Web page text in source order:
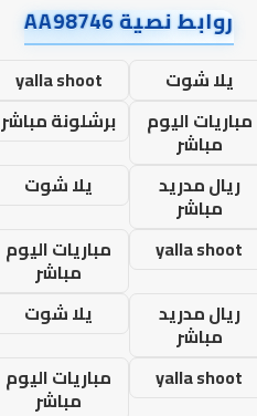
روابط نصية AA98746
يلا شوت
yalla shoot
مباريات اليوم
مباشر
برشلونة مباشر
ريال مدريد
مباشر
يلا شوت
yalla shoot
مباريات اليوم
مباشر
ريال مدريد
مباشر
يلا شوت
yalla shoot
مباريات اليوم
مباشر